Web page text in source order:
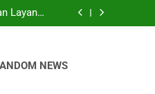
Layanan
Proaktif
Global
Layanan
Proaktif
Global
NEWS